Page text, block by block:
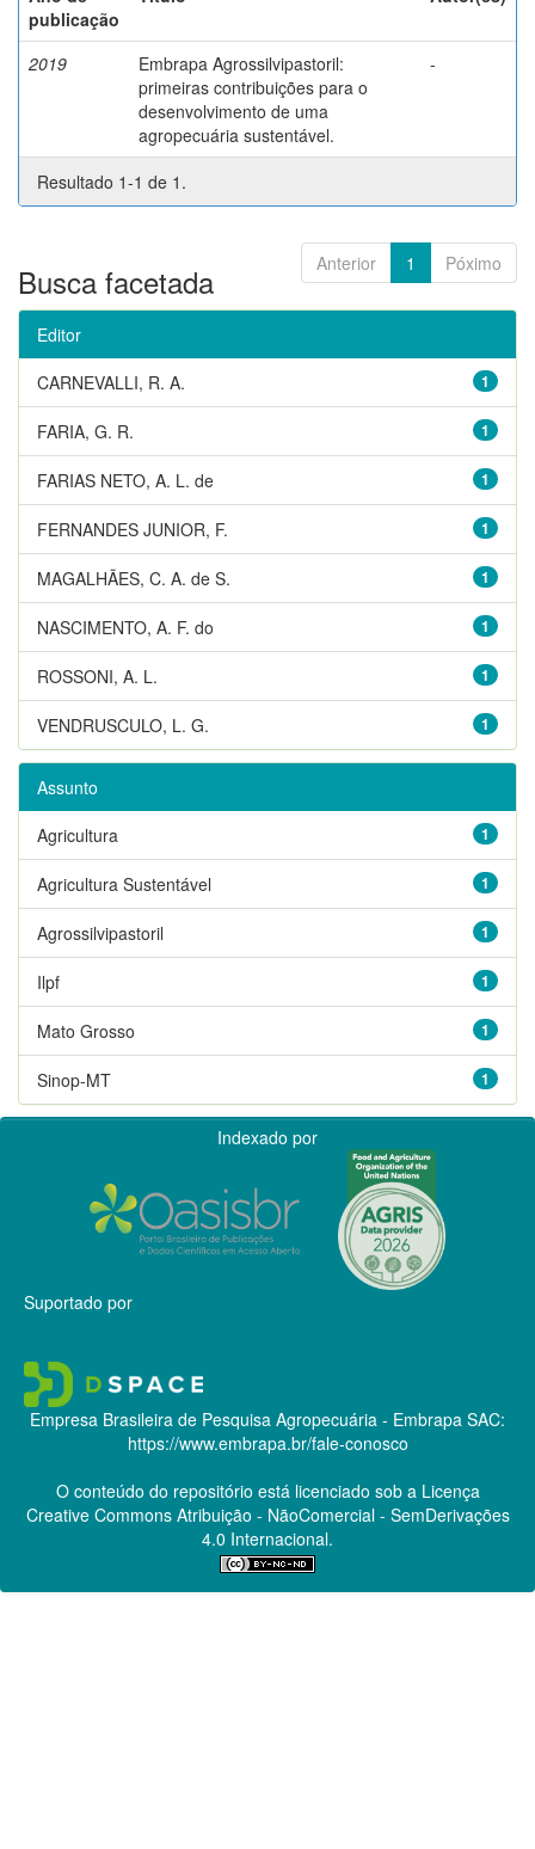
publicação
2019
Embrapa Agrossilvipastoril:
primeiras contribuições para o
desenvolvimento de uma
agropecuária sustentável.
-
Resultado 1-1 de 1.
Anterior 1 Póximo
Busca facetada
Editor
1
CARNEVALLI, R. A.
1
FARIA, G. R.
1
FARIAS NETO, A. L. de
1
FERNANDES JUNIOR, F.
1
MAGALHÃES, C. A. de S.
1
NASCIMENTO, A. F. do
1
ROSSONI, A. L.
1
VENDRUSCULO, L. G.
Assunto
1
Agricultura
1
Agricultura Sustentável
1
Agrossilvipastoril
1
Ilpf
1
Mato Grosso
1
Sinop-MT
Indexado por
Suportado por
Empresa Brasileira de Pesquisa Agropecuária - Embrapa SAC:
https://www.embrapa.br/fale-conosco
O conteúdo do repositório está licenciado sob a Licença
Creative CommonsAtribuição - NãoComercial - SemDerivações
4.0 Internacional.